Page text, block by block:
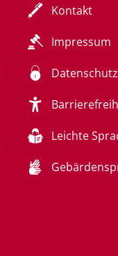
Kontakt
Impressum
Datenschutz
Leichte